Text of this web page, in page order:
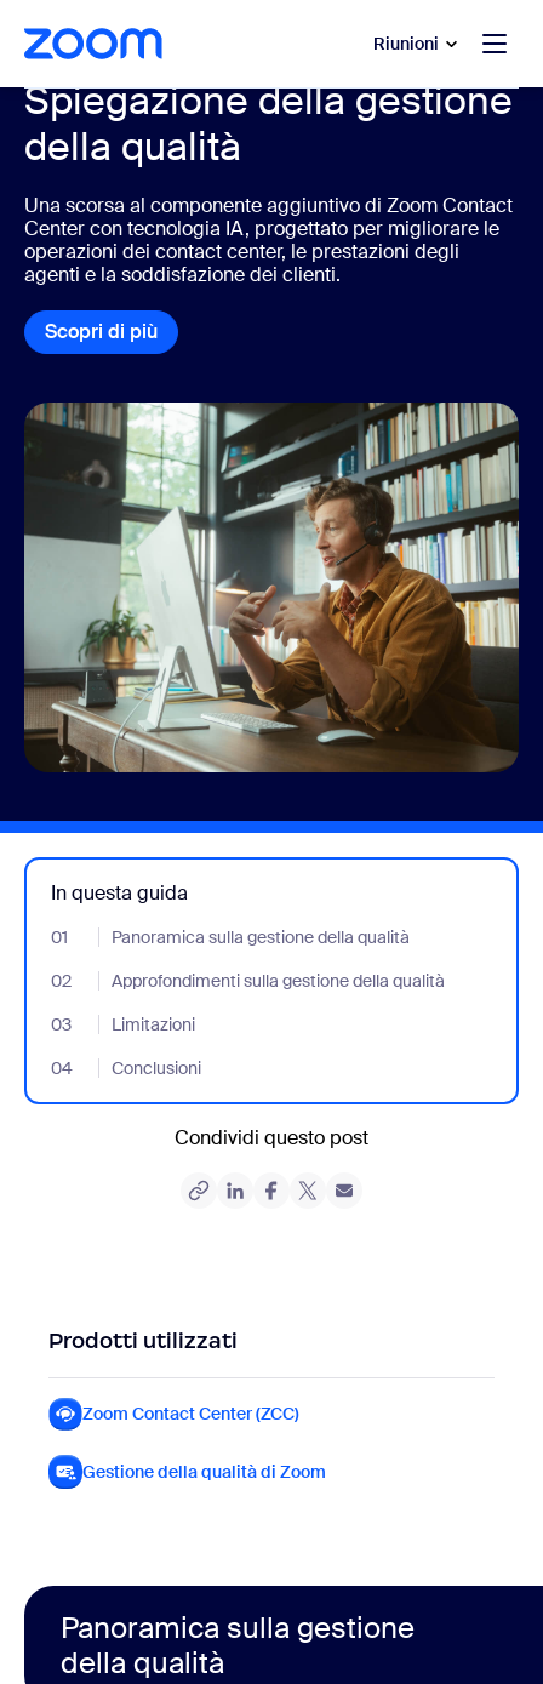
principale
di assistenza Riunioni
Spiegazione della gestione
della qualità
Una scorsa al componente aggiuntivo di Zoom Contact
Center con tecnologia IA, progettato per migliorare le
operazioni dei contact center, le prestazioni degli
agenti e la soddisfazione dei clienti.
Scopri di più Scopri di più
In questa guida
01 Panoramica sulla gestione della qualità
- Jumplink to Panoramica sulla gestione della qualità
02
Approfondimenti sulla gestione della qualità
- Jumplink to Approfondimenti sulla gestione della qualità
03
Limitazioni
- Jumplink to Limitazioni
04
Conclusioni
- Jumplink to Conclusioni
Condividi questo post
Prodotti utilizzati
Zoom Contact Center (ZCC)
Gestione della qualità di Zoom
Panoramica sulla gestione
della qualità